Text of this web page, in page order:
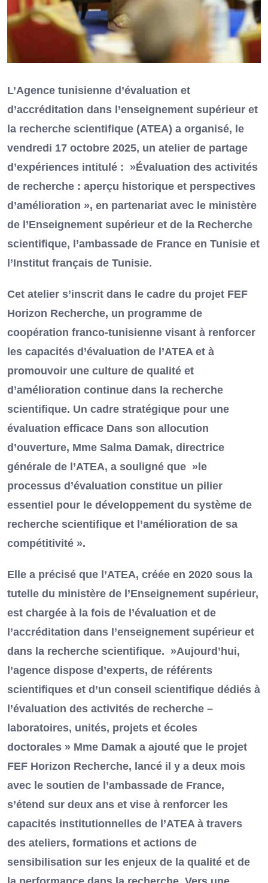
L’Agence tunisienne d’évaluation et
d’accréditation dans l’enseignement supérieur et
la recherche scientifique (ATEA) a organisé, le
vendredi 17 octobre 2025, un atelier de partage
d’expériences intitulé : »Évaluation des activités
de recherche : aperçu historique et perspectives
d’amélioration », en partenariat avec le ministère
de l’Enseignement supérieur et de la Recherche
scientifique, l’ambassade de France en Tunisie et
l’Institut français de Tunisie.
Cet atelier s’inscrit dans le cadre du projet FEF
Horizon Recherche, un programme de
coopération franco-tunisienne visant à renforcer
les capacités d’évaluation de l’ATEA et à
promouvoir une culture de qualité et
d’amélioration continue dans la recherche
scientifique. Un cadre stratégique pour une
évaluation efficace Dans son allocution
d’ouverture, Mme Salma Damak, directrice
générale de l’ATEA, a souligné que »le
processus d’évaluation constitue un pilier
essentiel pour le développement du système de
recherche scientifique et l’amélioration de sa
compétitivité ».
Elle a précisé que l’ATEA, créée en 2020 sous la
tutelle du ministère de l’Enseignement supérieur,
est chargée à la fois de l’évaluation et de
l’accréditation dans l’enseignement supérieur et
dans la recherche scientifique. »Aujourd’hui,
l’agence dispose d’experts, de référents
scientifiques et d’un conseil scientifique dédiés à
l’évaluation des activités de recherche –
laboratoires, unités, projets et écoles
doctorales » Mme Damak a ajouté que le projet
FEF Horizon Recherche, lancé il y a deux mois
avec le soutien de l’ambassade de France,
s’étend sur deux ans et vise à renforcer les
capacités institutionnelles de l’ATEA à travers
des ateliers, formations et actions de
sensibilisation sur les enjeux de la qualité et de